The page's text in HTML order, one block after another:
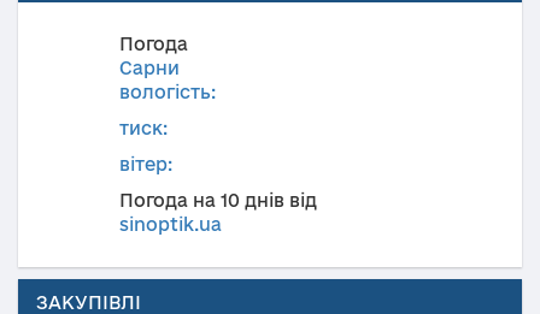
Погода
Сарни
вологість:
тиск:
вітер:
Погода на 10 днів від
sinoptik.ua
ЗАКУПІВЛІ